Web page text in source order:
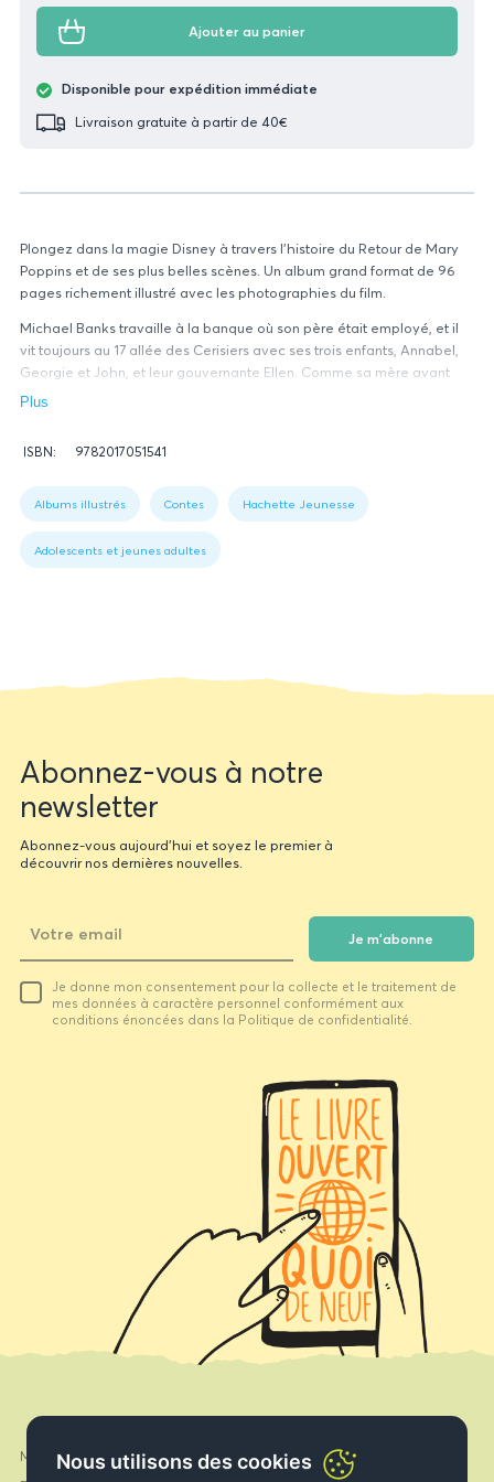
Nous utilisons des cookies
Plongez dans la magie Disney à travers l’histoire du Retour de Mary
Poppins et de ses plus belles scènes. Un album grand format de 96
pages richement illustré avec les photographies du film.
Michael Banks travaille à la banque où son père était employé, et il
vit toujours au 17 allée des Cerisiers avec ses trois enfants, Annabel,
Georgie et John, et leur gouvernante Ellen. Comme sa mère avant
elle, Jane Banks se bat pour les droits des ouvriers et apporte son
famille. Avec l’aide de Jack, l’allumeur de réverbères toujours
optimiste, Mary va tout faire pour que la joie et l’émerveillement
reviennent dans leur existence…
Plus
Données
livre
ISBN: 9782017051541
1:
Book
data
Albums illustrés Contes Hachette Jeunesse
Adolescents et jeunes adultes
Ajouter au panier
Disponible pour expédition immédiate
Livraison gratuite à partir de 40€
Newsletter
form
Abonnez-vous à notre
newsletter
Abonnez-vous aujourd'hui et soyez le premier à
découvrir nos dernières nouvelles.
email
Je m'abonne
Je donne mon consentement pour la collecte et le traitement de
mes données à caractère personnel conformément aux
conditions énoncées dans la Politique de confidentialité.
Mon compte
Facebook